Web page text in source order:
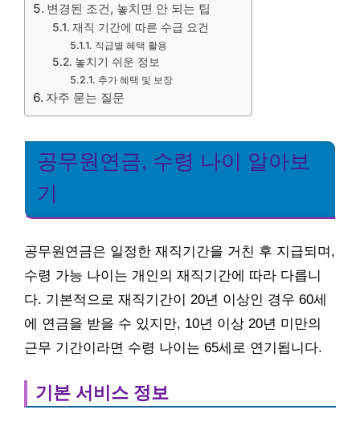
변경된 조건, 놓치면 안 되는 팁
재직 기간에 따른 수급 요건
직급별 혜택 활용
놓치기 쉬운 정보
추가 혜택 및 보장
자주 묻는 질문
공무원연금, 수령 나이 알아보
기
공무원연금은 일정한 재직기간을 거친 후 지급되며,
수령 가능 나이는 개인의 재직기간에 따라 다릅니
다. 기본적으로 재직기간이 20년 이상인 경우 60세
에 연금을 받을 수 있지만, 10년 이상 20년 미만의
근무 기간이라면 수령 나이는 65세로 연기됩니다.
기본 서비스 정보